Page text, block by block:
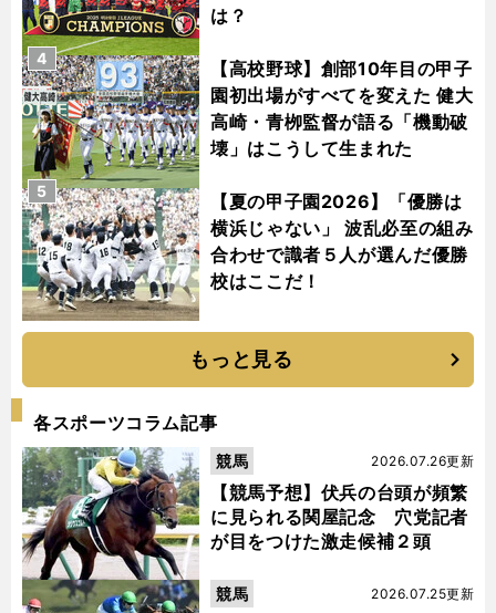
は？
【高校野球】創部10年目の甲子
園初出場がすべてを変えた 健大
高崎・青栁監督が語る「機動破
壊」はこうして生まれた
4
【夏の甲子園2026】「優勝は
横浜じゃない」 波乱必至の組み
合わせで識者５人が選んだ優勝
校はここだ！
5
もっと見る
各スポーツコラム記事
【競馬予想】伏兵の台頭が頻繁
に見られる関屋記念 穴党記者
が目をつけた激走候補２頭
2026.07.26更新
競馬
2026.07.25更新
競馬